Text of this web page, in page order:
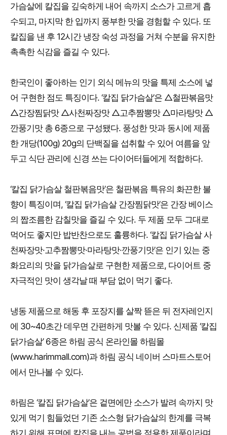
가슴살에 칼집을 깊숙하게 내어 속까지 소스가 고르게 흡
수되고, 마지막 한 입까지 풍부한 맛을 경험할 수 있다. 또
칼집을 낸 후 12시간 냉장 숙성 과정을 거쳐 수분을 유지한
촉촉한 식감을 즐길 수 있다.
한국인이 좋아하는 인기 외식 메뉴의 맛을 특제 소스에 넣
어 구현한 점도 특징이다. ‘칼집 닭가슴살’은 △철판볶음맛
△간장찜닭맛 △사천짜장맛 △고추짬뽕맛 △마라탕맛 △
깐풍기맛 총 6종으로 구성됐다. 풍성한 맛과 동시에 제품
한 개당(100g) 20g의 단백질을 섭취할 수 있어 여름을 앞
두고 식단 관리에 신경 쓰는 다이어터들에게 적합하다.
‘칼집 닭가슴살 철판볶음맛’은 철판볶음 특유의 화끈한 불
향이 특징이며, ‘칼집 닭가슴살 간장찜닭맛’은 간장 베이스
의 짭조름한 감칠맛을 즐길 수 있다. 두 제품 모두 그대로
먹어도 좋지만 밥반찬으로도 훌륭하다. ‘칼집 닭가슴살 사
천짜장맛·고추짬뽕맛·마라탕맛·깐풍기맛’은 인기 있는 중
화요리의 맛을 닭가슴살로 구현한 제품으로, 다이어트 중
자극적인 맛이 생각날 때 부담 없이 먹기 좋다.
냉동 제품으로 해동 후 포장지를 살짝 뜯은 뒤 전자레인지
에 30~40초간 데우면 간편하게 맛볼 수 있다. 신제품 ‘칼집
닭가슴살’ 6종은 하림 공식 온라인몰 하림몰
(www.harimmall.com)과 하림 공식 네이버 스마트스토어
에서 만나볼 수 있다.
하림은 ‘칼집 닭가슴살’은 겉면에만 소스가 발려 속까지 맛
있게 먹기 힘들었던 기존 소스형 닭가슴살의 한계를 극복
하기 위해 표면에 칼집을 내는 공법을 적용한 제품이라며,